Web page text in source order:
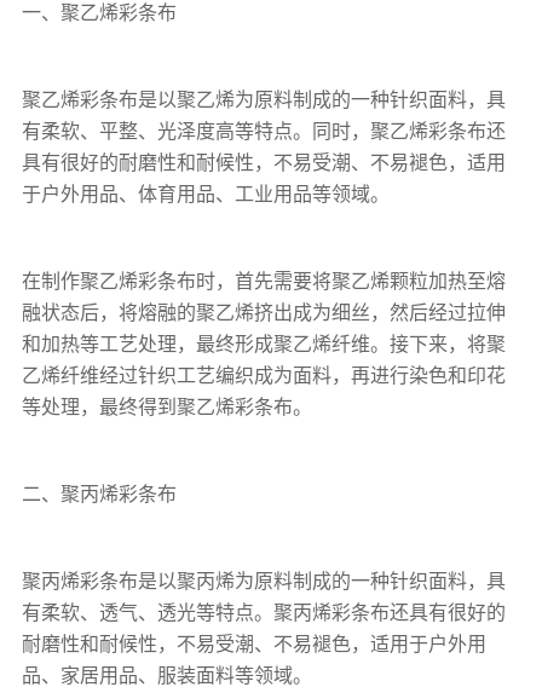
一、 聚乙烯彩条布
聚乙烯彩条布是以聚乙烯为原料制成的一种针织面料，具
有柔软、平整、光泽度高等特点。同时， 聚乙烯彩条布还
具有很好的耐磨性和耐候性，不易受潮、不易褪色，适用
于户外用品、体育用品、工业用品等领域。
在制作聚乙烯彩条布时，首先需要将聚乙烯颗粒加热至熔
融状态后，将熔融的聚乙烯挤出成为细丝，然后经过拉伸
和加热等工艺处理，最终形成聚乙烯纤维。接下来，将聚
乙烯纤维经过针织工艺编织成为面料，再进行染色和印花
等处理，最终得到 聚乙烯彩条布。
二、聚丙烯彩条布
聚丙烯彩条布是以聚丙烯为原料制成的一种针织面料，具
有柔软、透气、透光等特点。聚丙烯彩条布还具有很好的
耐磨性和耐候性，不易受潮、不易褪色，适用于户外用
品、家居用品、服装面料等领域。